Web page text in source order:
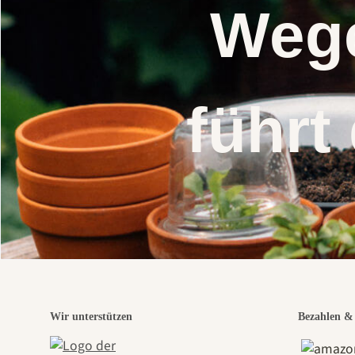
führt
Wir unterstützen Bezahlen